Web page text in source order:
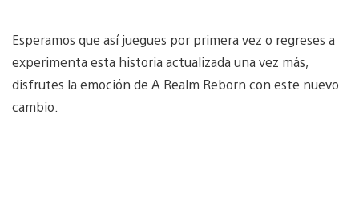
Esperamos que así juegues por primera vez o regreses a
experimenta esta historia actualizada una vez más,
disfrutes la emoción de A Realm Reborn con este nuevo
cambio.